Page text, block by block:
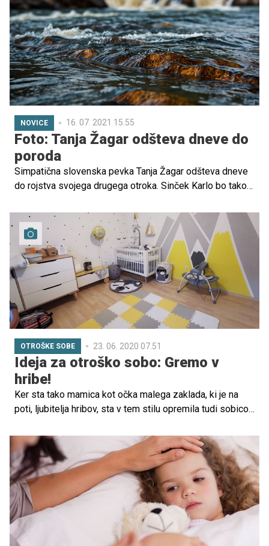
fotografijah naravnost žari od sreče.
NOVICE 16. 07. 2021 15.55
Foto: Tanja Žagar odšteva dneve do
poroda
Simpatična slovenska pevka Tanja Žagar odšteva dneve
do rojstva svojega drugega otroka. Sinček Karlo bo tako
OTROŠKE SOBE 23. 06. 2020 07.51
Ideja za otroško sobo: Gremo v
hribe!
Ker sta tako mamica kot očka malega zaklada, ki je na
poti, ljubitelja hribov, sta v tem stilu opremila tudi sobico